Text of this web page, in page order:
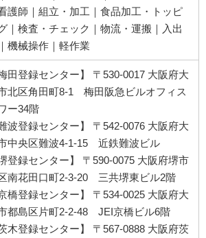
看護師｜組立・加工｜食品加工・トッピ
｜検査・チェック｜物流・運搬｜入出
機械操作｜軽作業
梅田登録センター】 〒530-0017 大阪府大
北区角田町8-1 梅田阪急ビルオフィス
ー34階
難波登録センター】 〒542-0076 大阪府大
中央区難波4-1-15 近鉄難波ビル
堺登録センター】 〒590-0075 大阪府堺市
南花田口町2-3-20 三共堺東ビル2階
京橋登録センター】 〒534-0025 大阪府大
都島区片町2-2-48 JEI京橋ビル6階
茨木登録センター】 〒567-0888 大阪府茨